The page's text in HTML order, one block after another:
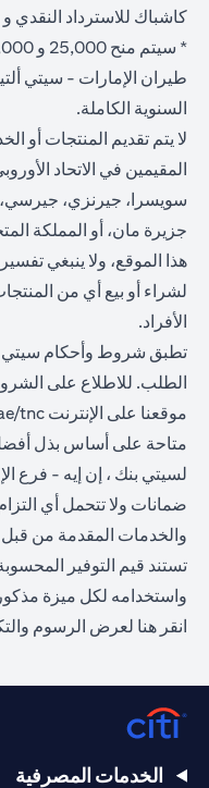
كاشباك للاسترداد
طيران الإمارات - سيتي
السنوية الكاملة.
لا يتم تقديم المنتجات أو
المقيمين في الاتحاد
سويسرا، جيرنزي، جيرسي،
جزيرة مان، أو المملكة
هذا الموقع، ولا ينبغي
لشراء أو بيع أي من
الأفراد.
تطبق شروط وأحكام سيتي
الطلب. للاطلاع على
موقعنا على الإنترنت tnc
متاحة على أساس بذل أفضل
لسيتي بنك ، إن إيه - فرع
ضمانات ولا تتحمل أي
والخدمات المقدمة من قبل
تستند قيم التوفير
واستخدامه لكل ميزة
انقر هنا لعرض الرسوم
الخدمات المصرفية